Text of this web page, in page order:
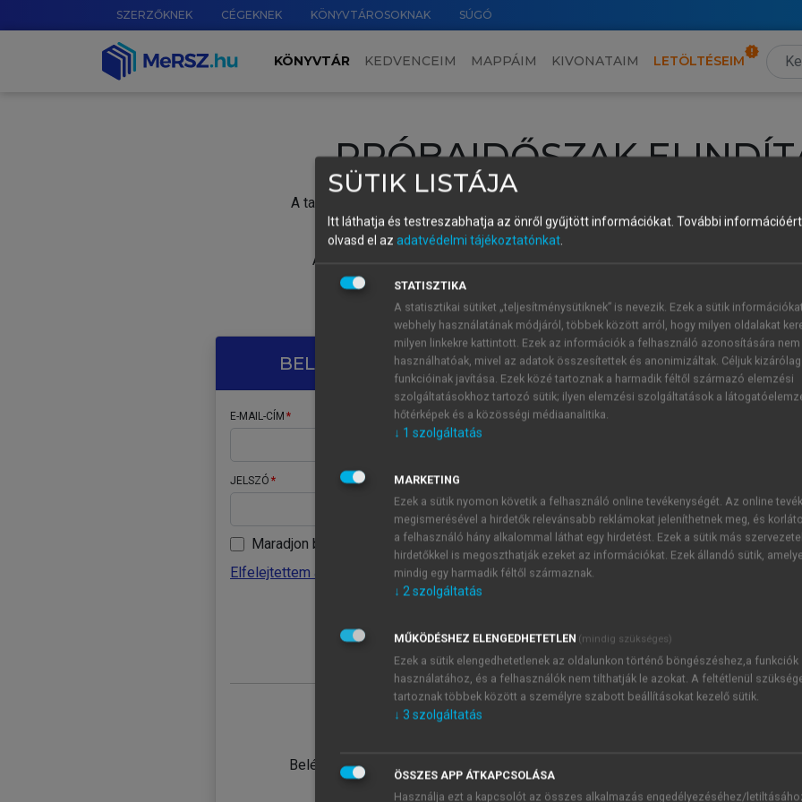
SZERZŐKNEK CÉGEKNEK KÖNYVTÁROSOKNAK SÚGÓ
KÖNYVTÁR KEDVENCEIM MAPPÁIM KIVONATAIM LETÖLTÉSEIM
PRÓBAIDŐSZAK
A tartalom megtekintéséhez lépj be a saját fiókoddal, iskolai azonosítóddal vagy
Új felhasználóként1 óra díjmentes hozzáférésrevagy
A próbaidőszak elindításához,
vagy hozz
A regisztráció után a
BELÉPÉS SAJÁT FIÓKKAL
E-MAIL-CÍM
JELSZÓ
Maradjon belépve
Elfelejtettem a jelszavamat
Belépés intézményi azonosítóval
ÚJ FIÓK
1 óra
JELSZÓ
Kérek értesítést a MeRSZ
Kérek értesítést az
SÜTIK LISTÁJA
Itt láthatja és testreszabhatja az önről gyűjtött információkat. További
olvasd el az adatvédelmi tájékoztatónkat.
STATISZTIKA
A statisztikai sütiket „teljesítménysütiknek” is nevezik. Ezek a sütik
webhely használatának módjáról, többek között arról, hogy milyen oldalakat
milyen linkekre kattintott. Ezek az információk a felhasználó azonosítására nem
használhatóak, mivel az adatok összesítettek és anonimizáltak. Céljuk
funkcióinak javítása. Ezek közé tartoznak a harmadik féltől származó elemzési
szolgáltatásokhoz tartozó sütik; ilyen elemzési szolgáltatások a
hőtérképek és a közösségi médiaanalitika.
↓ 1 szolgáltatás
MARKETING
Ezek a sütik nyomon követik a felhasználó online tevékenységét. Az online
megismerésével a hirdetők relevánsabb reklámokat jeleníthetnek meg, és
a felhasználó hány alkalommal láthat egy hirdetést. Ezek a sütik más
hirdetőkkel is megoszthatják ezeket az információkat. Ezek állandó sütik,
mindig egy harmadik féltől származnak.
↓ 2szolgáltatás
MŰKÖDÉSHEZ ELENGEDHETETLEN (mindig szükséges)
Ezek a sütik elengedhetetlenek az oldalunkon történő böngészéshez,a funkciók
használatához, és a felhasználók nem tilthatják le azokat. A feltétlenül
tartoznak többek között a személyre szabott beállításokat kezelő sütik.
↓ 3 szolgáltatás
ÖSSZES APP ÁTKAPCSOLÁSA
Használja ezt a kapcsolót az összes alkalmazás engedélyezéséhez/